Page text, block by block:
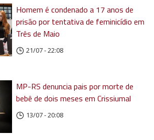
Homem é condenado a 17 anos de
prisão por tentativa de feminicídio em
Três de Maio
21/07 - 22:08
MP-RS denuncia pais por morte de
bebê de dois meses em Crissiumal
13/07 - 20:08